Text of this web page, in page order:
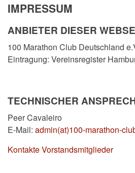
IMPRESSUM
ANBIETER DIESER
100 Marathon Club Deutschland
Eintragung: Vereinsregister
TECHNISCHER
Peer Cavaleiro
E-Mail: admin(at)100-marathon-
Kontakte Vorstandsmitglieder